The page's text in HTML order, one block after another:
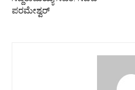
ಪರಮೇಶ್ವರ್